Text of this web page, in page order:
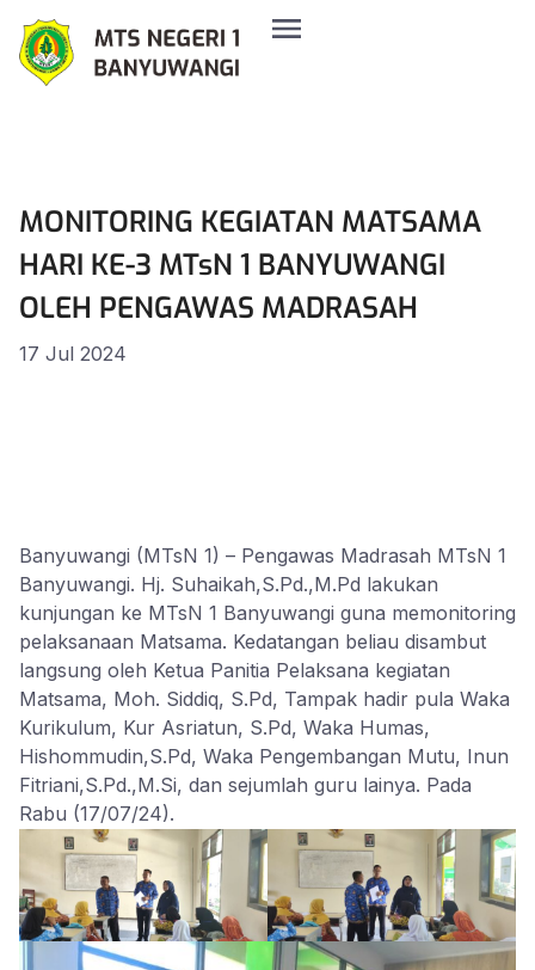
MONITORING KEGIATAN MATSAMA
HARI KE-3 MTsN 1 BANYUWANGI
OLEH PENGAWAS MADRASAH
17 Jul 2024
Banyuwangi (MTsN 1) – Pengawas Madrasah MTsN 1
Banyuwangi. Hj. Suhaikah,S.Pd.,M.Pd lakukan
kunjungan ke MTsN 1 Banyuwangi guna memonitoring
pelaksanaan Matsama. Kedatangan beliau disambut
langsung oleh Ketua Panitia Pelaksana kegiatan
Matsama, Moh. Siddiq, S.Pd, Tampak hadir pula Waka
Kurikulum, Kur Asriatun, S.Pd, Waka Humas,
Hishommudin,S.Pd, Waka Pengembangan Mutu, Inun
Fitriani,S.Pd.,M.Si, dan sejumlah guru lainya. Pada
Rabu (17/07/24).